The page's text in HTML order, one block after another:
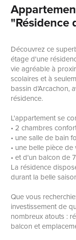
"Résidence
Découvrez ce
étage d'une
vie agréable à
scolaires et à
bassin d'Arcachon,
résidence.
L'appartement se
• 2 chambres
• une salle de bain
• une belle pièce
• et d'un balcon de
La résidence
durant la belle
Que vous
investissement de
nombreux atouts :
balcon et